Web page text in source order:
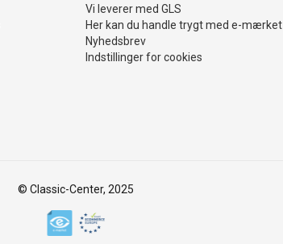
Vi leverer med GLS
Her kan du handle trygt med e-mærket
Nyhedsbrev
Indstillinger for cookies
© Classic-Center, 2025